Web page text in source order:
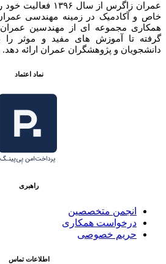
عمران زاگرس از سال
خاص و آکادمیک در زمینه مهندسی
همکاری مجموعه ای از مهندسین عمران
گرفته تا آموزش های مفید و موثر را
دانشجویان و پژوهشگران عمران ارائه دهد.
نماد اعتماد
راهبری
انجمن متخصصین
درخواست همکاری
حریم خصوصی
اطلاعات تماس